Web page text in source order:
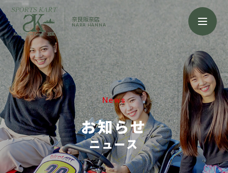
奈良阪奈店
NARA HANNA
News
お知らせ
ニュース